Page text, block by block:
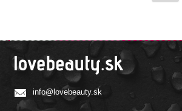
info@lovebeauty.sk